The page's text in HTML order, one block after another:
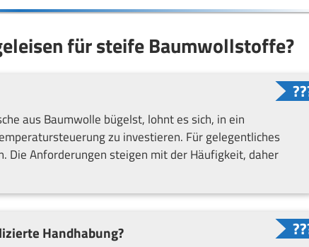
für steife Baumwollstoffe?
aus Baumwolle bügelst, lohnt es sich, in ein
zu investieren. Für gelegentliches
Die Anforderungen steigen mit der Häufigkeit, daher
Handhabung?